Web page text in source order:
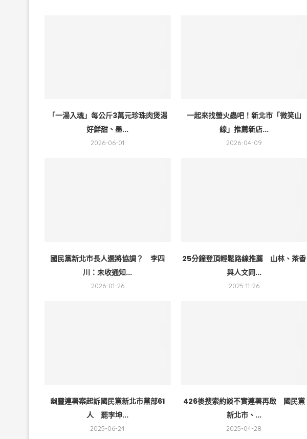
「一湯入魂」每公斤3萬元珍珠肉煲湯
好鮮甜、墨...
2026-06-01
一起來找螢火蟲吧！新北市「微笑山
線」推薦新店...
2026-04-09
國民黨新北市長人選將協調？ 李四
川：未收通知...
2026-01-26
25分鐘登頂輕鬆路線推薦 山林、茶香
與人文同...
2025-11-26
幽靈連署案起訴國民黨新北市黨部61
人 罷李坤...
2025-06-24
426後搜索約談不實連署再啟 國民黨
新北市、...
2025-04-28